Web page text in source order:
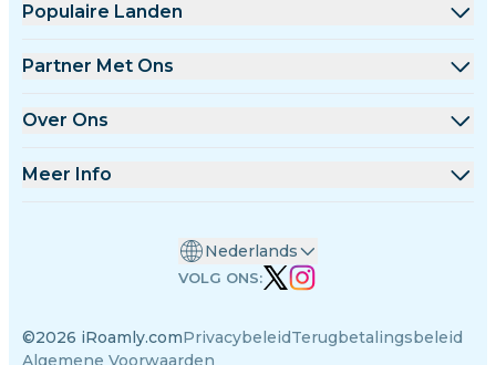
Populaire Landen
Verenigde Staten
Frankrijk
India
Partner Met Ons
Groothandel Platform
Over Ons
Over iRoamly
Meer Info
Auteursteam
©2026 iRoamly.comPrivacybeleidTerugbetalingsbeleid
Algemene Voorwaarden
Nederlands
VOLG ONS: